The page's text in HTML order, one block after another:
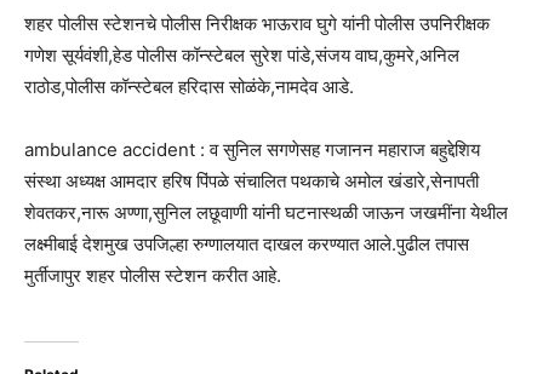
शहर पोलीस स्टेशनचे पोलीस निरीक्षक भाऊराव घुगे यांनी पोलीस उपनिरीक्षक
गणेश सूर्यवंशी,हेड पोलीस कॉन्स्टेबल सुरेश पांडे,संजय वाघ,कुमरे,अनिल
राठोड,पोलीस कॉन्स्टेबल हरिदास सोळंके,नामदेव आडे.
ambulance accident : व सुनिल सगणेसह गजानन महाराज बहुद्देशिय
संस्था अध्यक्ष आमदार हरिष पिंपळे संचालित पथकाचे अमोल खंडारे,सेनापती
शेवतकर,नारू अण्णा,सुनिल लछूवाणी यांनी घटनास्थळी जाऊन जखमींना येथील
लक्ष्मीबाई देशमुख उपजिल्हा रुग्णालयात दाखल करण्यात आले.पुढील तपास
मुर्तीजापुर शहर पोलीस स्टेशन करीत आहे.